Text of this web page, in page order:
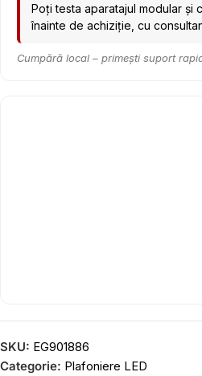
Poți testa aparatajul modular și
înainte de achiziție, cu
Cumpără local – primești suport
SKU: EG901886
Categorie: Plafoniere LED